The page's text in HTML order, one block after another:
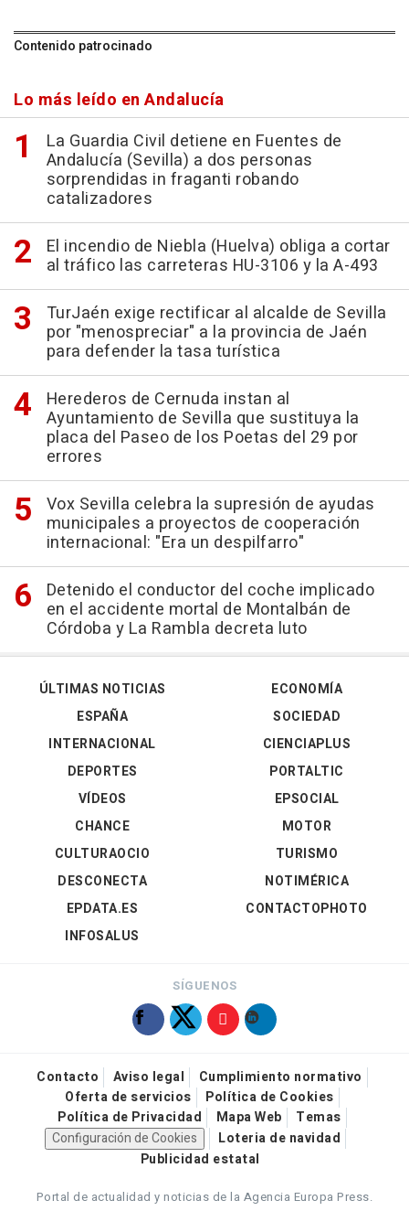
Contenido patrocinado
Lo más leído en Andalucía
La Guardia Civil detiene en Fuentes de
Andalucía (Sevilla) a dos personas
sorprendidas in fraganti robando
catalizadores
El incendio de Niebla (Huelva) obliga a cortar
al tráfico las carreteras HU-3106 y la A-493
TurJaén exige rectificar al alcalde de Sevilla
por "menospreciar" a la provincia de Jaén
para defender la tasa turística
Herederos de Cernuda instan al
Ayuntamiento de Sevilla que sustituya la
placa del Paseo de los Poetas del 29 por
errores
Vox Sevilla celebra la supresión de ayudas
municipales a proyectos de cooperación
internacional: "Era un despilfarro"
Detenido el conductor del coche implicado
en el accidente mortal de Montalbán de
Córdoba y La Rambla decreta luto
ÚLTIMAS NOTICIAS
ESPAÑA
INTERNACIONAL
DEPORTES
VÍDEOS
ECONOMÍA
SOCIEDAD
CIENCIAPLUS
PORTALTIC
EPSOCIAL
CHANCE
CULTURAOCIO
DESCONECTA
EPDATA.ES
INFOSALUS
MOTOR
TURISMO
NOTIMÉRICA
CONTACTOPHOTO
SÍGUENOS
Contacto Aviso legal
Cumplimiento normativo
Oferta de servicios
Política de Cookies
Política de Privacidad
Mapa Web
Temas
Configuración de Cookies
Loteria de navidad
Publicidad estatal
Portal de actualidad y noticias de la Agencia Europa Press.